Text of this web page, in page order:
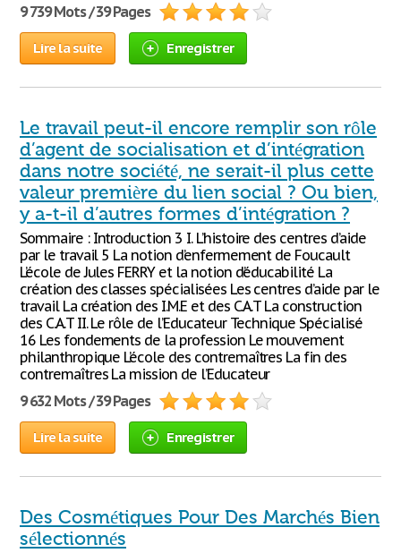
9 739 Mots / 39 Pages
Lire la suite Enregistrer
Le travail peut-il encore remplir son rôle
d’agent de socialisation et d’intégration
dans notre société, ne serait-il plus cette
valeur première du lien social ? Ou bien,
y a-t-il d’autres formes d’intégration ?
Sommaire : Introduction 3 I. L’histoire des centres d’aide
par le travail 5 La notion d’enfermement de Foucault
L’école de Jules FERRY et la notion d’éducabilité La
création des classes spécialisées Les centres d’aide par le
travail La création des I.M.E et des C.A.T La construction
des C.A.T II. Le rôle de l’Educateur Technique Spécialisé
16 Les fondements de la profession Le mouvement
philanthropique L’école des contremaîtres La fin des
contremaîtres La mission de l’Educateur
9 632 Mots / 39 Pages
Lire la suite Enregistrer
Des Cosmétiques Pour Des Marchés Bien
sélectionnés